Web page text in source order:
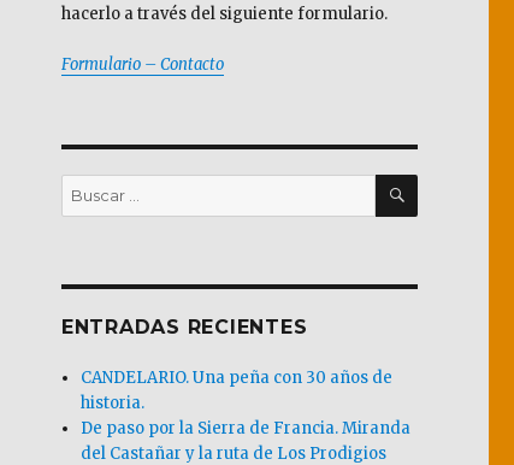
hacerlo a través del siguiente formulario.
Formulario – Contacto
Buscar
por:
BUSCAR
ENTRADAS RECIENTES
CANDELARIO. Una peña con 30 años de
historia.
De paso por la Sierra de Francia. Miranda
del Castañar y la ruta de Los Prodigios